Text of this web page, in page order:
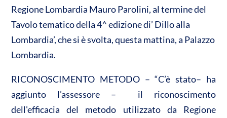
Regione Lombardia Mauro Parolini, al termine del
Tavolo tematico della 4^ edizione di’ Dillo alla
Lombardia’, che si è svolta, questa mattina, a Palazzo
Lombardia.
RICONOSCIMENTO METODO – “C’è stato– ha
aggiunto l’assessore – il riconoscimento
dell'efficacia del metodo utilizzato da Regione